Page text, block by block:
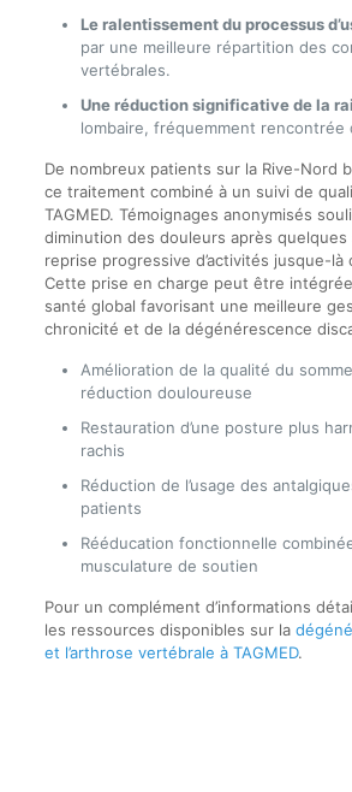
Le ralentissement du processus
par une meilleure répartition des
vertébrales.
Une réduction significative de la
lombaire, fréquemment rencontrée
De nombreux patients sur la Rive-Nord
ce traitement combiné à un suivi de
TAGMED. Témoignages anonymisés
diminution des douleurs après
reprise progressive d’activités jusque-là
Cette prise en charge peut être
santé global favorisant une meilleure
chronicité et de la dégénérescence
Amélioration de la qualité du
réduction douloureuse
Restauration d’une posture plus
rachis
Réduction de l’usage des
patients
Rééducation fonctionnelle
musculature de soutien
Pour un complément d’informations
les ressources disponibles sur la
et l’arthrose vertébrale à TAGMED.